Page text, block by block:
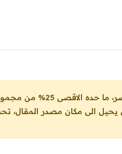
ذكر اسم المؤلف والناشر ووضع رابط
يحيل الى مكان مصدر المقال،